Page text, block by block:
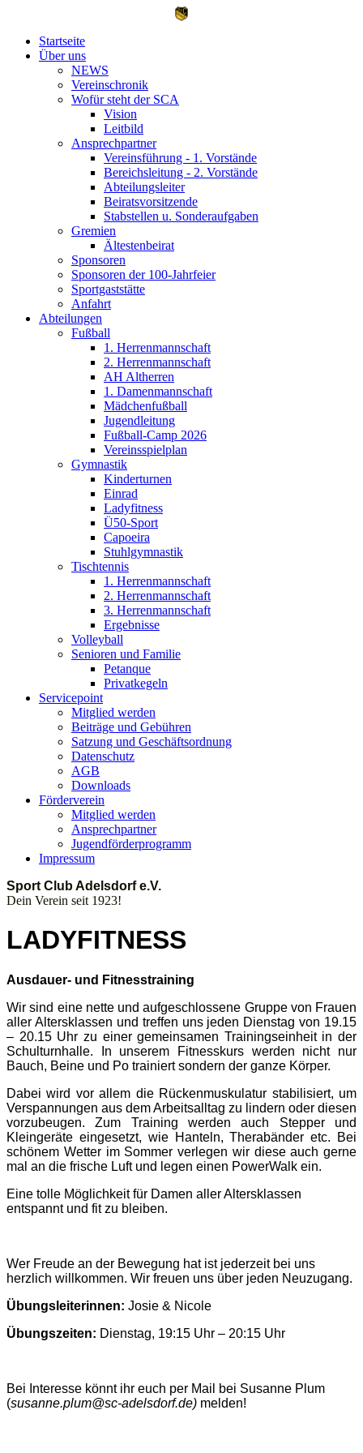
Startseite
Über uns
NEWS
Vereinschronik
Wofür steht der SCA
Vision
Leitbild
Ansprechpartner
Vereinsführung - 1. Vorstände
Bereichsleitung - 2. Vorstände
Abteilungsleiter
Beiratsvorsitzende
Stabstellen u. Sonderaufgaben
Gremien
Ältestenbeirat
Sponsoren
Sponsoren der 100-Jahrfeier
Sportgaststätte
Anfahrt
Abteilungen
Fußball
1. Herrenmannschaft
2. Herrenmannschaft
AH Altherren
1. Damenmannschaft
Mädchenfußball
Jugendleitung
Fußball-Camp 2026
Vereinsspielplan
Gymnastik
Kinderturnen
Einrad
Ladyfitness
Ü50-Sport
Capoeira
Stuhlgymnastik
Tischtennis
1. Herrenmannschaft
2. Herrenmannschaft
3. Herrenmannschaft
Ergebnisse
Volleyball
Senioren und Familie
Petanque
Privatkegeln
Servicepoint
Mitglied werden
Beiträge und Gebühren
Satzung und Geschäftsordnung
Datenschutz
AGB
Downloads
Förderverein
Mitglied werden
Ansprechpartner
Jugendförderprogramm
Impressum
Sport Club Adelsdorf e.V.
Dein Verein seit 1923!
LADYFITNESS
Ausdauer- und Fitnesstraining
Wir sind eine nette und aufgeschlossene Gruppe von Frauen
aller Altersklassen und treffen uns jeden Dienstag von 19.15
– 20.15 Uhr zu einer gemeinsamen Trainingseinheit in der
Schulturnhalle. In unserem Fitnesskurs werden nicht nur
Bauch, Beine und Po trainiert sondern der ganze Körper.
Dabei wird vor allem die Rückenmuskulatur stabilisiert, um
Verspannungen aus dem Arbeitsalltag zu lindern oder diesen
vorzubeugen. Zum Training werden auch Stepper und
Kleingeräte eingesetzt, wie Hanteln, Therabänder etc. Bei
schönem Wetter im Sommer verlegen wir diese auch gerne
mal an die frische Luft und legen einen PowerWalk ein.
Eine tolle Möglichkeit für Damen aller Altersklassen
entspannt und fit zu bleiben.
Wer Freude an der Bewegung hat ist jederzeit bei uns
herzlich willkommen. Wir freuen uns über jeden Neuzugang.
Übungsleiterinnen: Josie & Nicole
Übungszeiten: Dienstag, 19:15 Uhr – 20:15 Uhr
Bei Interesse könnt ihr euch per Mail bei Susanne Plum
(susanne.plum@sc-adelsdorf.de) melden!